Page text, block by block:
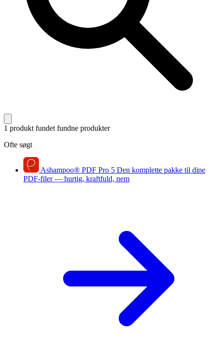
1 produkt fundet fundne produkter
Ofte søgt
Ashampoo® PDF Pro 5 Den komplette pakke til dine
PDF-filer — hurtig, kraftfuld, nem